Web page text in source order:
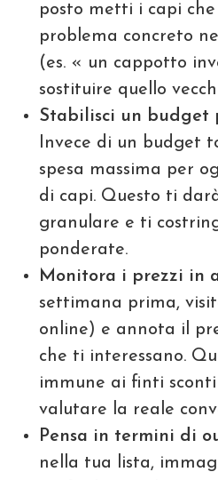
posto metti i capi
problema concreto
(es. « un cappotto
sostituire quello
Stabilisci un budget
Invece di un budget
spesa massima per
di capi. Questo ti
granulare e ti
ponderate.
Monitora i prezzi in
settimana prima,
online) e annota il
che ti interessano.
immune ai finti
valutare la reale
Pensa in termini di
nella tua lista,